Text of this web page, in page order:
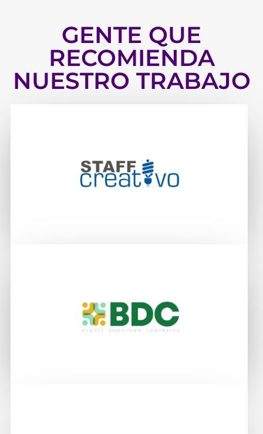
GENTE QUE
RECOMIENDA
NUESTRO TRABAJO